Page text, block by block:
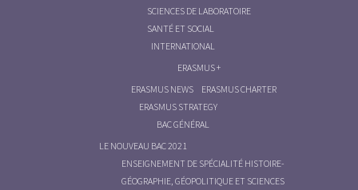
SCIENCES DE LABORATOIRE
SANTÉ ET SOCIAL
INTERNATIONAL
ERASMUS +
ERASMUS NEWS
ERASMUS CHARTER
ERASMUS STRATEGY
BAC GÉNÉRAL
LE NOUVEAU BAC 2021
ENSEIGNEMENT DE SPÉCIALITÉ HISTOIRE-
GÉOGRAPHIE, GÉOPOLITIQUE ET SCIENCES